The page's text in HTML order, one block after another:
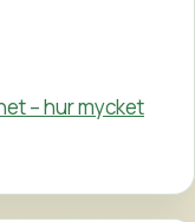
– hur mycket